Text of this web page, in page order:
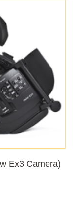
Ex3 Camera)